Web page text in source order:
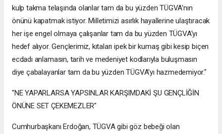
kulp takma telaşında olanlar tam da bu yüzden TÜGVA'nın
önünü kapatmak istiyor. Milletimizi asırlık hayallerine ulaştıracak
her işe engel olmaya çalışanlar tam da bu yüzden TÜGVA'yı
hedef alıyor. Gençlerimiz, kıtaları ipek bir kumaş gibi kesip biçen
ecdadı anlamasın, tarih ve medeniyet kodlarıyla buluşmasın
diye çabalayanlar tam da bu yüzden TÜGVA'yı hazmedemiyor."
"NE YAPARLARSA YAPSINLAR KARŞIMDAKİ ŞU GENÇLİĞİN
ÖNÜNE SET ÇEKEMEZLER"
Cumhurbaşkanı Erdoğan, TÜGVA gibi göz bebeği olan